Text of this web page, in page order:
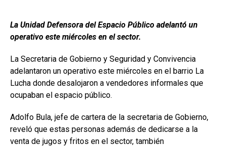
La Unidad Defensora del Espacio Público adelantó un
operativo este miércoles en el sector.
La Secretaria de Gobierno y Seguridad y Convivencia
adelantaron un operativo este miércoles en el barrio La
Lucha donde desalojaron a vendedores informales que
ocupaban el espacio público.
Adolfo Bula, jefe de cartera de la secretaria de Gobierno,
reveló que estas personas además de dedicarse a la
venta de jugos y fritos en el sector, también